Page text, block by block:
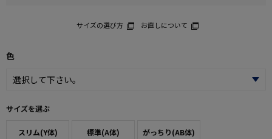
サイズの選び方 お直しについて
色
サイズを選ぶ
スリム(Y体) 標準(A体) がっちり(AB体)